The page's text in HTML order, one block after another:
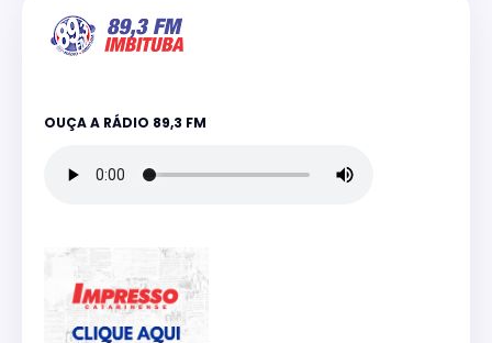
OUÇA A RÁDIO 89,3 FM